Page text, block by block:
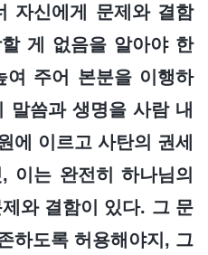
자신에게 문제와 결함
게 없음을 알아야 한
여 주어 본분을 이행하
말씀과 생명을 사람 내
에 이르고 사탄의 권세
이는 완전히 하나님의
와 결함이 있다. 그 문
하도록 허용해야지, 그